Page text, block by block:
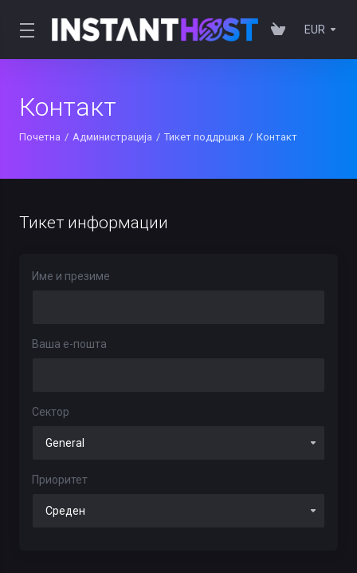
EUR
Контакт
Почетна Администрација Тикет поддршка Контакт
Тикет информации
Име и презиме
Ваша е-пошта
Сектор
Приоритет